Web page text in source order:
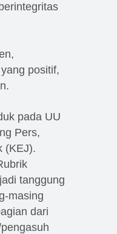
positif,
pada UU
Pers,
(KEJ).
tanggung
masing
dari